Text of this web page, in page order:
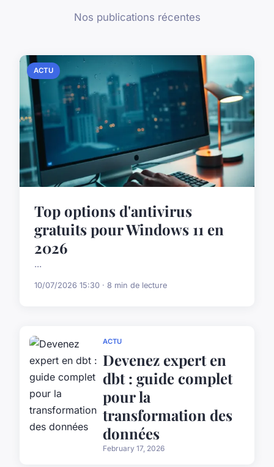
Nos publications récentes
ACTU
Top options d'antivirus
gratuits pour Windows 11 en
2026
...
10/07/2026 15:30 · 8 min de lecture
ACTU
Devenez expert en
dbt : guide complet
pour la
transformation des
données
February 17, 2026